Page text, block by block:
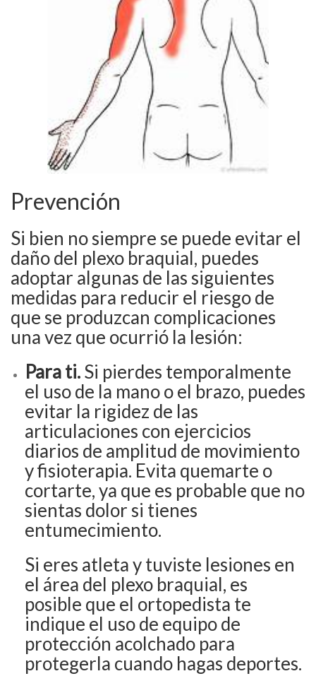
Prevención
Si bien no siempre se puede evitar el
daño del plexo braquial, puedes
adoptar algunas de las siguientes
medidas para reducir el riesgo de
que se produzcan complicaciones
una vez que ocurrió la lesión:
Para ti.Si pierdes temporalmente
el uso de la mano o el brazo, puedes
evitar la rigidez de las
articulaciones con ejercicios
diarios de amplitud de movimiento
y fisioterapia. Evita quemarte o
cortarte, ya que es probable que no
sientas dolor si tienes
entumecimiento.
Si eres atleta y tuviste lesiones en
el área del plexo braquial, es
posible que el ortopedista te
indique el uso de equipo de
protección acolchado para
protegerla cuando hagas deportes.